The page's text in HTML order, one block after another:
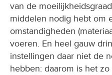
van de
middelen nodig hebt om
omstandigheden
voeren. En heel gauw
instellingen daar niet de
hebben: daarom is het